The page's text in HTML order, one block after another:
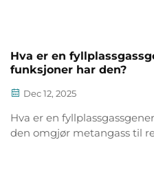
Hva er en
funksjoner har den?
Dec 12, 2025
Hva er en
den omgjør metangass til